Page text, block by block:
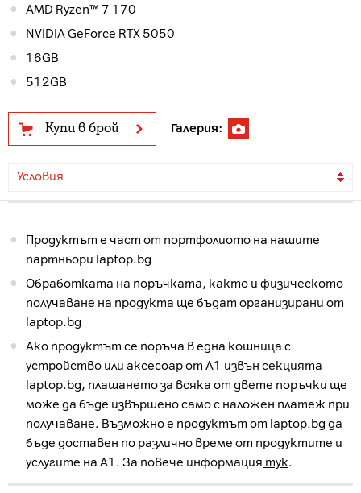
AMD Ryzen™ 7 170
NVIDIA GeForce RTX 5050
16GB
512GB
Купи в брой Галерия:
Условия
Продуктът е част от портфолиото на нашите
партньори laptop.bg
Обработката на поръчката, както и физическото
получаване на продукта ще бъдат организирани от
laptop.bg
Ако продуктът се поръча в една кошница с
устройство или аксесоар от А1 извън секцията
laptop.bg, плащането за всяка от двете поръчки ще
може да бъде извършено само с наложен платеж при
получаване. Възможно е продуктът от laptop.bg да
бъде доставен по различно време от продуктите и
услугите на А1. За повече информация тук.